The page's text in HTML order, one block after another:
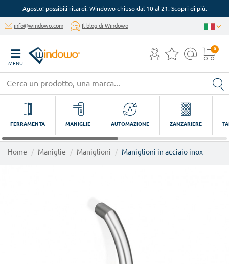
Agosto: possibili ritardi. Windowo chiuso dal 10 al 21. Scopri di più.
info@windowo.com Il blog di Windowo
MENU
0
FERRAMENTA MANIGLIE AUTOMAZIONE ZANZARIERE
Home Maniglie Maniglioni Maniglioni in acciaio inox